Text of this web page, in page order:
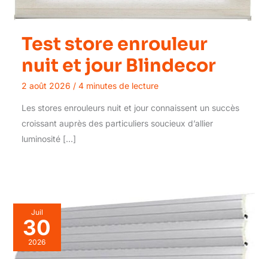
Test store enrouleur
nuit et jour Blindecor
2 août 2026 / 4 minutes de lecture
Les stores enrouleurs nuit et jour connaissent un succès
croissant auprès des particuliers soucieux d’allier
luminosité […]
Juil
30
2026